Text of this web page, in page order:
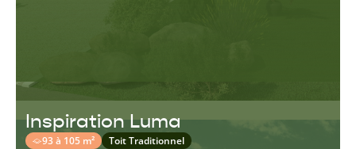
Inspiration Luma
93 à 105 m² Toit Traditionnel